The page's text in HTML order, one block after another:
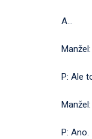
A…
P: Ale
P: Ano.